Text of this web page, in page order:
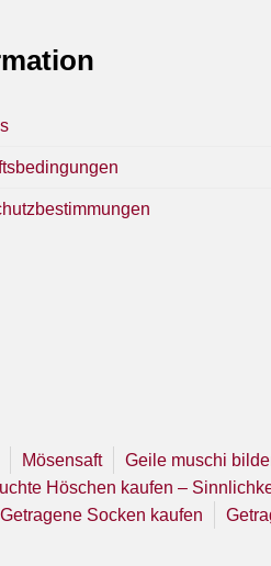
Mösensaft Geile muschi
Höschen kaufen –
Getragene Socken kaufen